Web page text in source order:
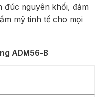
đúc nguyên khối, đảm
mỹ tinh tế cho mọi
ADM56-B